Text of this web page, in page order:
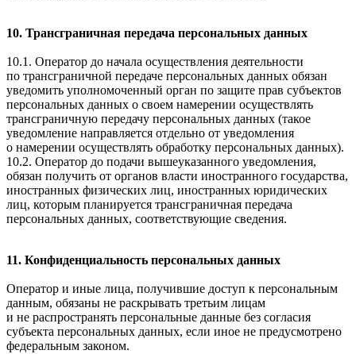
10. Трансграничная передача персональных данных
10.1. Оператор до начала осуществления деятельности
по трансграничной передаче персональных данных обязан
уведомить уполномоченный орган по защите прав субъектов
персональных данных о своем намерении осуществлять
трансграничную передачу персональных данных (такое
уведомление направляется отдельно от уведомления
о намерении осуществлять обработку персональных данных).
10.2. Оператор до подачи вышеуказанного уведомления,
обязан получить от органов власти иностранного государства,
иностранных физических лиц, иностранных юридических
лиц, которым планируется трансграничная передача
персональных данных, соответствующие сведения.
11. Конфиденциальность персональных данных
Оператор и иные лица, получившие доступ к персональным
данным, обязаны не раскрывать третьим лицам
и не распространять персональные данные без согласия
субъекта персональных данных, если иное не предусмотрено
федеральным законом.